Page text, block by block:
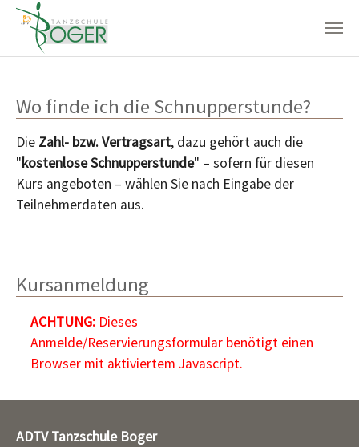
Wo finde ich die Schnupperstunde?
Die Zahl- bzw. Vertragsart, dazu gehört auch die
"kostenlose Schnupperstunde" – sofern für diesen
Kurs angeboten – wählen Sie nach Eingabe der
Teilnehmerdaten aus.
Kursanmeldung
ACHTUNG:Dieses
Anmelde/Reservierungsformular benötigt einen
Browser mit aktiviertem Javascript.
ADTV Tanzschule Boger